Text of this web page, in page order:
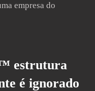
empresa do
estrutura
é ignorado